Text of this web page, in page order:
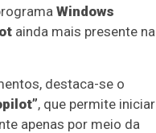
Windows
ainda mais presente na
destaca-se o
, que permite iniciar
apenas por meio da